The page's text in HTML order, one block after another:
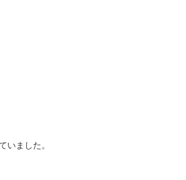
いました。